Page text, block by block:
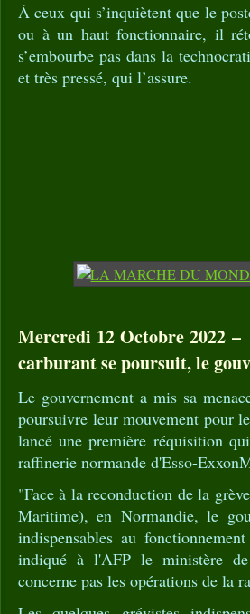
À ceux qui s’inquiètent que le
ou à un haut fonctionnaire, il
s’embourbe pas dans la
et très pressé, qui l’assure.
Mercredi 12 Octobre 2022
carburant se poursuit, le
Le gouvernement a mis sa
poursuivre leur mouvement pour
lancé une première réquisition
raffinerie normande d'Esso-
"Face à la reconduction de la
Maritime), en Normandie, le
indispensables au
indiqué à l'AFP le ministère
concerne pas les opérations de la